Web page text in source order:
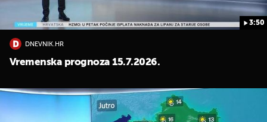
3:50
DNEVNIK.HR
Vremenska prognoza 15.7.2026.